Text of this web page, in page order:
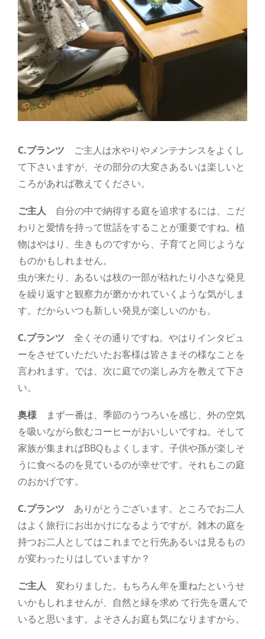
C.プランツ ご主人は水やりやメンテナンスをよくし
て下さいますが、その部分の大変さあるいは楽しいと
ころがあれば教えてください。
ご主人 自分の中で納得する庭を追求するには、こだ
わりと愛情を持って世話をすることが重要ですね。植
物はやはり、生きものですから、子育てと同じような
ものかもしれません。
虫が来たり、あるいは枝の一部が枯れたり小さな発見
を繰り返すと観察力が磨かかれていくような気がしま
す。だからいつも新しい発見が楽しいのかも。
C.プランツ 全くその通りですね。やはりインタビュ
ーをさせていただいたお客様は皆さまその様なことを
言われます。では、次に庭での楽しみ方を教えて下さ
い。
奥様 まず一番は、季節のうつろいを感じ、外の空気
を吸いながら飲むコーヒーがおいしいですね。そして
家族が集まればBBQもよくします。子供や孫が楽しそ
うに食べるのを見ているのが幸せです。それもこの庭
のおかげです。
C.プランツ ありがとうございます。ところでお二人
はよく旅行にお出かけになるようですが。雑木の庭を
持つお二人としてはこれまでと行先あるいは見るもの
が変わったりはしていますか？
ご主人 変わりました。もちろん年を重ねたというせ
いかもしれませんが、自然と緑を求め て行先を選んで
いると思います。よそさんお庭も気になりますから。